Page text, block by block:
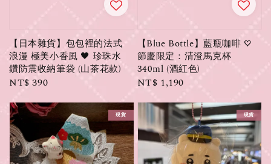
【日本雜貨】包包裡的法式
浪漫 極美小香風 🖤 珍珠水
鑽防震收納筆袋 (山茶花款)
Regular
NT$ 390
【Blue Bottle】藍瓶咖啡 ♡
節慶限定：清澄馬克杯
340ml (酒紅色)
Regular
NT$ 1,190
現貨 現貨